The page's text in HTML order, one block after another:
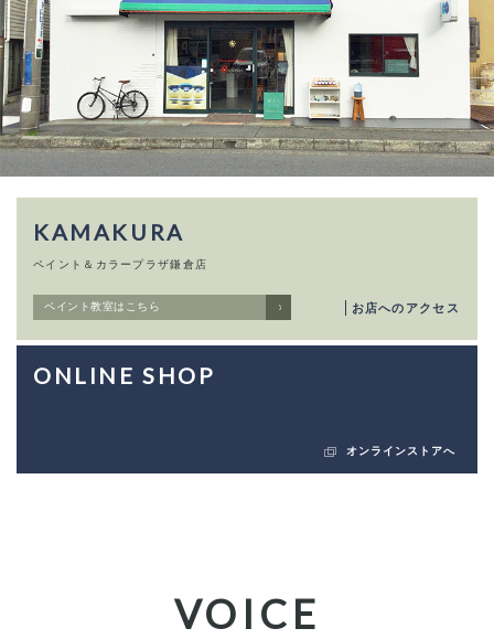
KAMAKURA
ペイント＆カラープラザ鎌倉店
ペイント教室はこちら お店へのアクセス
ONLINE SHOP
オンラインストアへ
VOICE